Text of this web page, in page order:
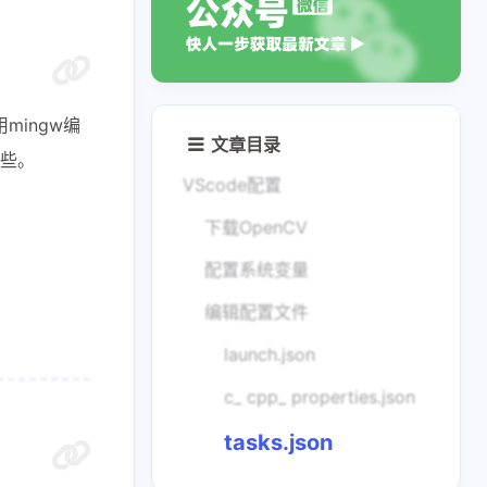
mingw编
。
文章目录
VScode配置
下载OpenCV
配置系统变量
编辑配置文件
launch.json
c_ cpp_ properties.json
tasks.json